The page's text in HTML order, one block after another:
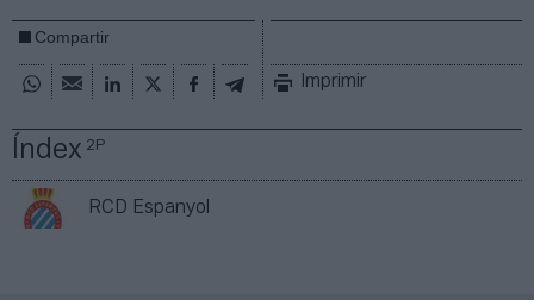
Índex2P
RCD Espanyol
Compartir
Imprimir